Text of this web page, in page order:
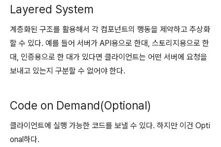
Layered System
계층화된 구조를 활용해서 각 컴포넌트의 행동을 제약하고 추상화
할 수 있다. 예를 들어 서버가 API용으로 한대, 스토리지용으로 한
대, 인증용으로 한 대가 있다면 클라이언트는 어떤 서버에 요청을
보내고 있는지 구분할 수 없어야 한다.
Code on Demand(Optional)
클라이언트에 실행 가능한 코드를 보낼 수 있다. 하지만 이건 Opti
onal하다.